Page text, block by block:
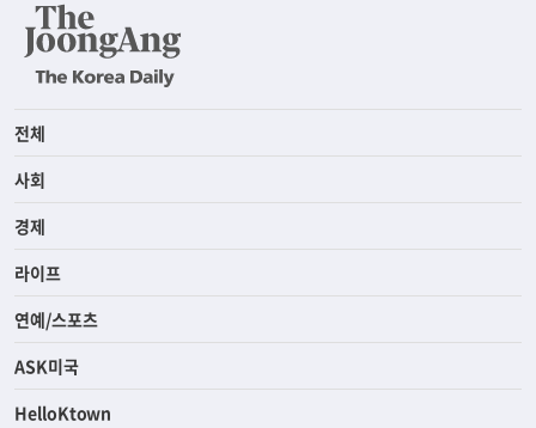
전체
사회
경제
라이프
연예/스포츠